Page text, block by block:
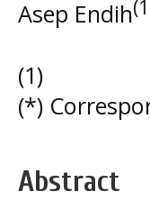
Asep Endih
(1)
(*)
Abstract